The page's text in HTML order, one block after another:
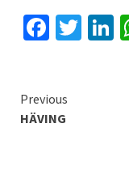
Continue
Reading
Previous
HÄVING